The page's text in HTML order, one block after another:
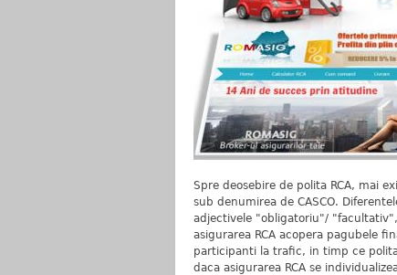
Spre deosebire de polita RCA, mai
sub denumirea de CASCO.
adjectivele "obligatoriu"/
asigurarea RCA acopera pagubele
participanti la trafic, in timp ce
daca asigurarea RCA se